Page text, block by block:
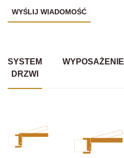
SYSTEM
DRZWI
WYPOSAŻENIE